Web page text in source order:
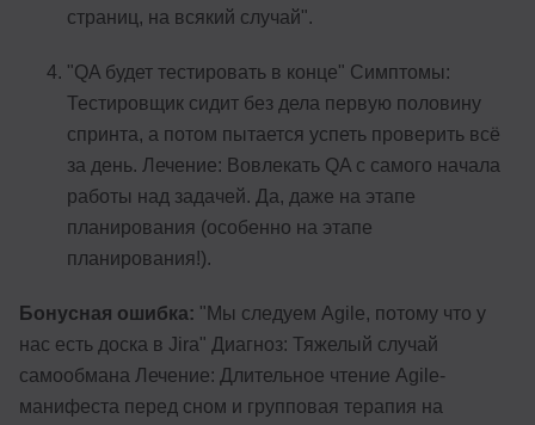
страниц, на всякий случай".
"QA будет тестировать в конце" Симптомы:
Тестировщик сидит без дела первую половину
спринта, а потом пытается успеть проверить всё
за день. Лечение: Вовлекать QA с самого начала
работы над задачей. Да, даже на этапе
планирования (особенно на этапе
планирования!).
Бонусная ошибка: "Мы следуем Agile, потому что у
нас есть доска в Jira" Диагноз: Тяжелый случай
самообмана Лечение: Длительное чтение Agile-
манифеста перед сном и групповая терапия на